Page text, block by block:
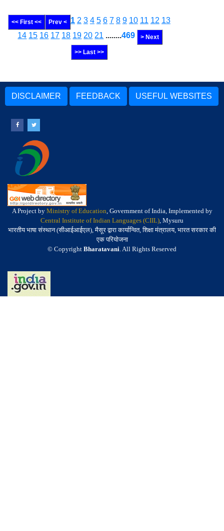
<< First << Prev < 1 2 3 4 5 6 7 8 9 10 11 12 13
14 15 16 17 18 19 20 21 ........469 > Next
>> Last >>
DISCLAIMER FEEDBACK USEFUL WEBSITES
A Project by Ministry of Education, Government of India, Implemented by
Central Institute of Indian Languages (CIIL), Mysuru
भारतीय भाषा संस्थान (सीआईआईएल), मैसूर द्वारा कार्यान्वित, शिक्षा मंत्रालय, भारत सरकार की
एक परियोजना
© Copyright Bharatavani. All Rights Reserved